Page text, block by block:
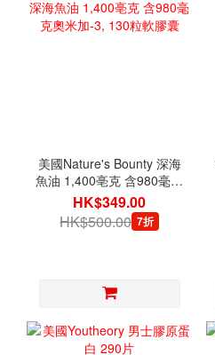
美國Nature's Bounty 深海
魚油 1,400亳克 含980毫克
奧米加-3, 130粒軟膠囊
HK$349.00
HK$500.00 7折